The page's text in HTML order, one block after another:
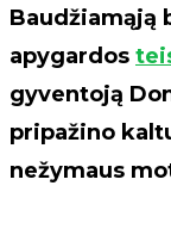
Baudžiamąją
apygardos
gyventoją
pripažino
nežymaus